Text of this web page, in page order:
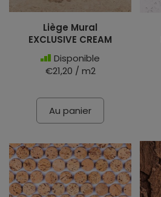
Liège Mural
EXCLUSIVE CREAM
Disponible
€21,20 / m2
Au panier